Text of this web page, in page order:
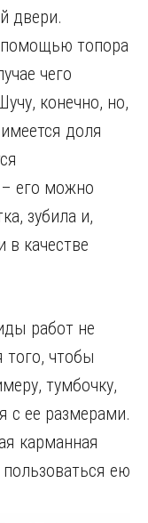
двери.
помощью топора
чего
конечно, но,
доля
его можно
зубила и,
в качестве
работ не
того, чтобы
тумбочку,
с ее размерами.
карманная
ею